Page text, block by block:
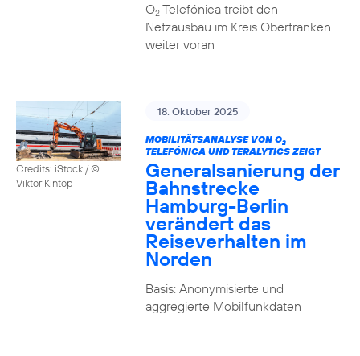
O2Telefónica treibt den
Netzausbau im Kreis Oberfranken
weiter voran
Credits: iStock / ©
Viktor Kintop
18. Oktober 2025
MOBILITÄTSANALYSE VON O2
TELEFÓNICA UND TERALYTICS ZEIGT
Generalsanierung der
Bahnstrecke
Hamburg-Berlin
verändert das
Reiseverhalten im
Norden
Basis: Anonymisierte und
aggregierte Mobilfunkdaten